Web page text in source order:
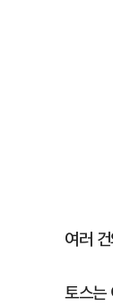
여러
토스는